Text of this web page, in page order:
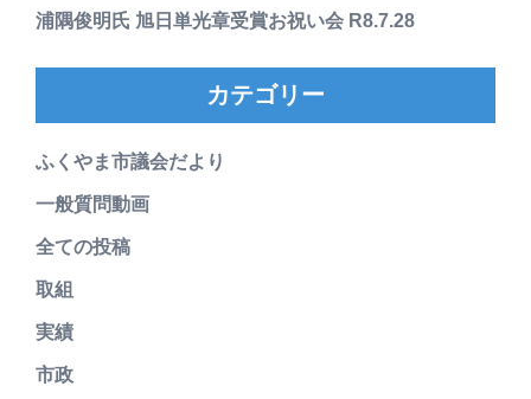
浦隅俊明氏 旭日単光章受賞お祝い会 R8.7.28
カテゴリー
ふくやま市議会だより
一般質問動画
全ての投稿
取組
実績
市政